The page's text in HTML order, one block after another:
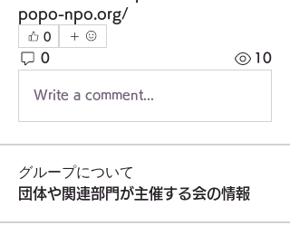
popo-npo.org/
0
0 10
Write a comment...
グループについて
団体や関連部門が主催する会の情報